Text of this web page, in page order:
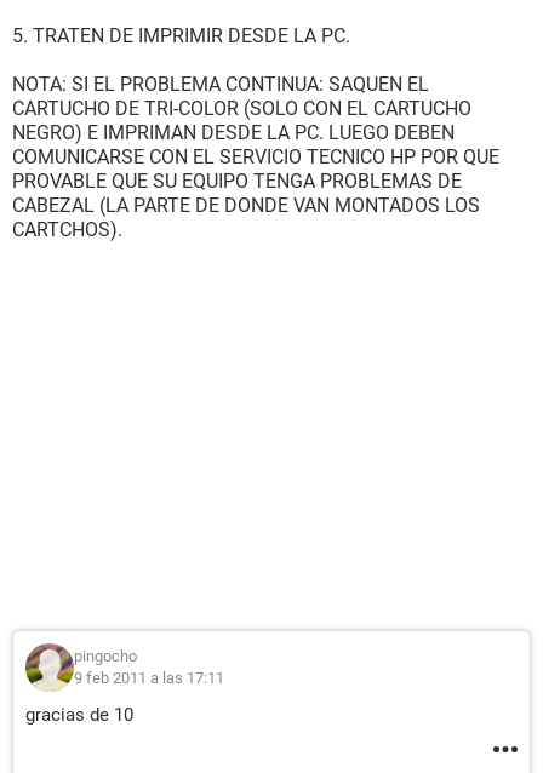
5. TRATEN DE IMPRIMIR DESDE LA PC.
NOTA: SI EL PROBLEMA CONTINUA: SAQUEN EL
CARTUCHO DE TRI-COLOR (SOLO CON EL CARTUCHO
NEGRO) E IMPRIMAN DESDE LA PC. LUEGO DEBEN
COMUNICARSE CON EL SERVICIO TECNICO HP POR QUE
PROVABLE QUE SU EQUIPO TENGA PROBLEMAS DE
CABEZAL (LA PARTE DE DONDE VAN MONTADOS LOS
CARTCHOS).
pingocho
9 feb 2011 a las 17:11
gracias de 10